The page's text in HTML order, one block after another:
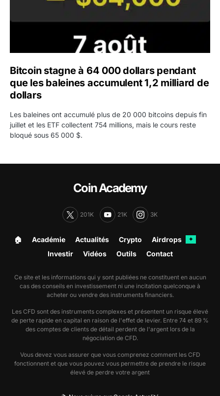
Bitcoin stagne à 64 000 dollars pendant
que les baleines accumulent 1,2 milliard de
dollars
Les baleines ont accumulé plus de 20 000 bitcoins depuis fin
juillet et les ETF collectent 754 millions, mais le cours reste
bloqué sous 65 000 $.
Coin Academy
201K 21K 3K
🏠︎ Académie Actualités Crypto Airdrops ✦
Investir Vidéos Outils Contact
Ce site et les informations qui y sont publiées ne constituent en aucun
cas des conseils en investissement ni une incitation quelconque à
acheter ou vendre des instruments financiers.
Les CFD sont des instruments complexes et présentent un risque élevé
de perte rapide en capital en raison de l'effet de levier. Entre 74 et 89 %
des comptes de clients de détail perdent de l'argent lors de la
négociation de CFD.
Vous devez vous assurer que vous comprenez comment les CFD
fonctionnent et que vous pouvez vous permettre de prendre le risque
élevé de perdre votre argent